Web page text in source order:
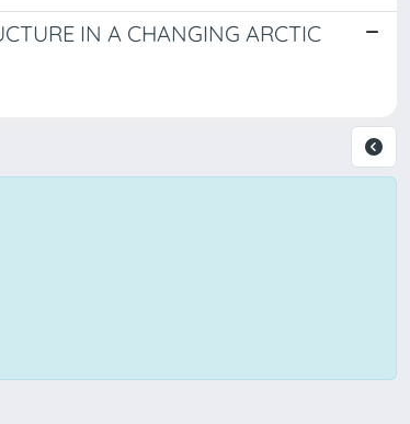
IN A CHANGING ARCTIC